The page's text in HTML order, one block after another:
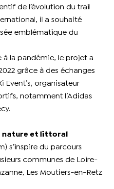
de l’évolution du trail
il a souhaité
emblématique du
à la pandémie, le projet a
grâce à des échanges
Event’s, organisateur
notamment l’Adidas
nature et littoral
s’inspire du parcours
communes de Loire-
Les Moutiers-en-Retz